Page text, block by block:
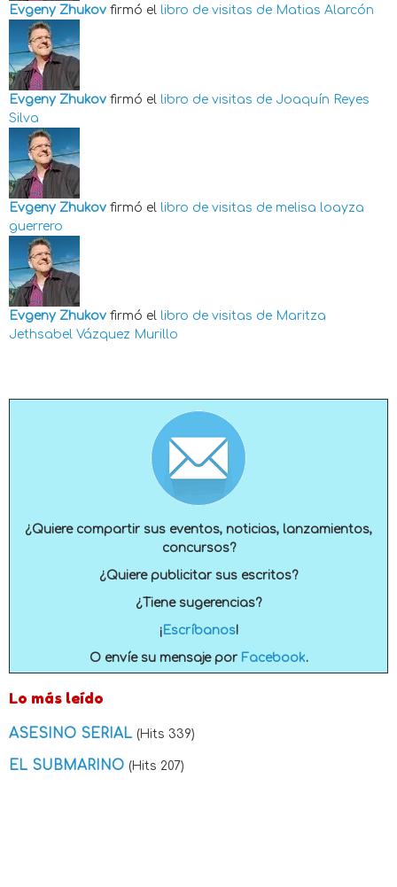
Evgeny Zhukov firmó el libro de visitas de Matias Alarcón
Evgeny Zhukov firmó el libro de visitas de Joaquín Reyes
Silva
Evgeny Zhukov firmó el libro de visitas de melisa loayza
guerrero
Evgeny Zhukov firmó el libro de visitas de Maritza
Jethsabel Vázquez Murillo
¿Quiere compartir sus eventos, noticias, lanzamientos,
concursos?
¿Quiere publicitar sus escritos?
¿Tiene sugerencias?
¡ Escríbanos!
O envíe su mensaje por Facebook.
Lo más leído
ASESINO SERIAL (Hits 339)
EL SUBMARINO (Hits 207)